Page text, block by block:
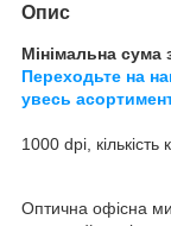
Опис
Мінімальна сума
Переходьте на
увесь
1000 dpi,
Оптична офісна